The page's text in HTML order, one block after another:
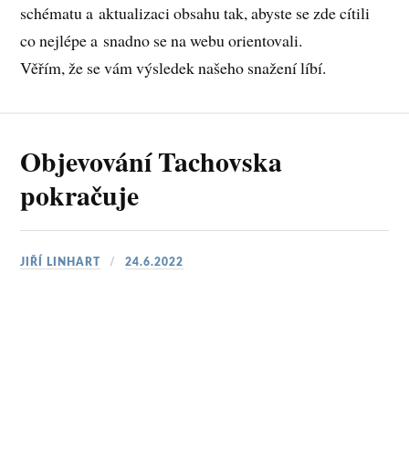
schématu a aktualizaci obsahu tak, abyste se zde cítili
co nejlépe a snadno se na webu orientovali.
Věřím, že se vám výsledek našeho snažení líbí.
Objevování Tachovska
pokračuje
JIŘÍ LINHART 24.6.2022